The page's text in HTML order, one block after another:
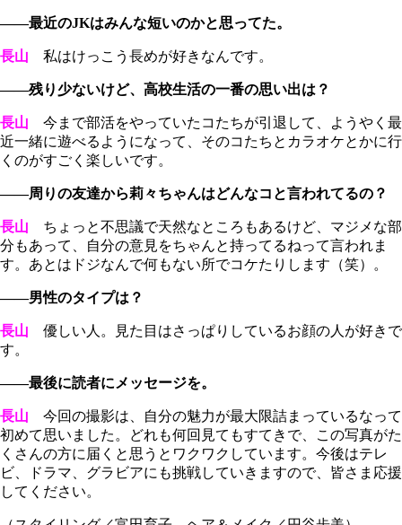
――最近のJKはみんな短いのかと思ってた。
長山 私はけっこう長めが好きなんです。
――残り少ないけど、高校生活の一番の思い出は？
長山 今まで部活をやっていたコたちが引退して、ようやく最
近一緒に遊べるようになって、そのコたちとカラオケとかに行
くのがすごく楽しいです。
――周りの友達から莉々ちゃんはどんなコと言われてるの？
長山 ちょっと不思議で天然なところもあるけど、マジメな部
分もあって、自分の意見をちゃんと持ってるねって言われま
す。あとはドジなんで何もない所でコケたりします（笑）。
――男性のタイプは？
長山 優しい人。見た目はさっぱりしているお顔の人が好きで
す。
――最後に読者にメッセージを。
長山 今回の撮影は、自分の魅力が最大限詰まっているなって
初めて思いました。どれも何回見てもすてきで、この写真がた
くさんの方に届くと思うとワクワクしています。今後はテレ
ビ、ドラマ、グラビアにも挑戦していきますので、皆さま応援
してください。